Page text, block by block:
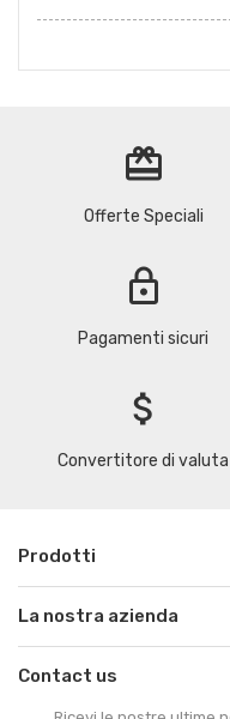
redeem
Offerte Speciali
lock
Pagamenti sicuri
attach_money
Convertitore di valuta
Prodotti
La nostra azienda
Contact us